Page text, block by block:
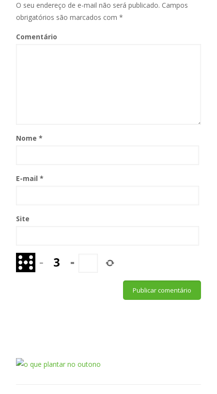
O seu endereço de e-mail não será publicado. Campos
obrigatórios são marcados com *
Comentário
Nome *
E-mail *
Site
− =